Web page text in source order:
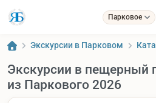
Парковое
Экскурсии в Парковом
Экскурсии в пещерный
из Паркового 2026